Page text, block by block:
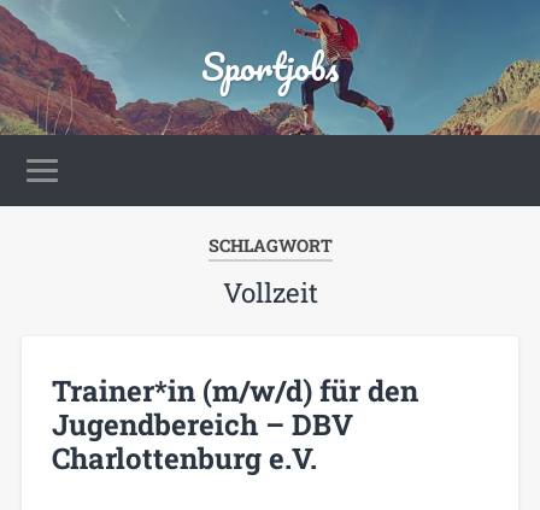
Sportjobs
SCHLAGWORT
Vollzeit
Trainer*in (m/w/d) für den
Jugendbereich – DBV
Charlottenburg e.V.